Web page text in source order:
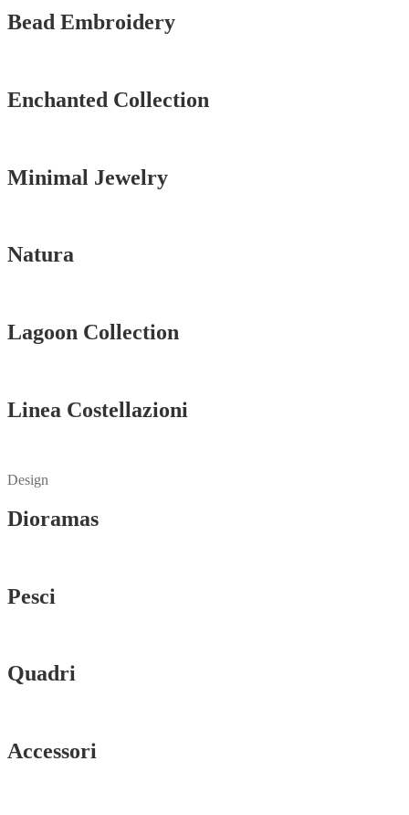
Bead Embroidery
Enchanted Collection
Minimal Jewelry
Natura
Lagoon Collection
Linea Costellazioni
Design
Dioramas
Pesci
Quadri
Accessori